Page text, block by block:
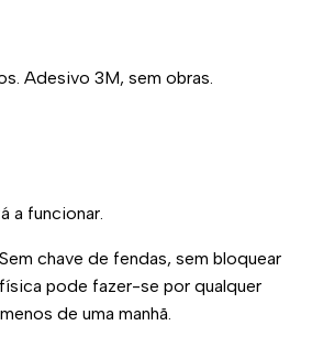
Adesivo 3M, sem obras.
a funcionar.
chave de fendas, sem bloquear
pode fazer-se por qualquer
de uma manhã.